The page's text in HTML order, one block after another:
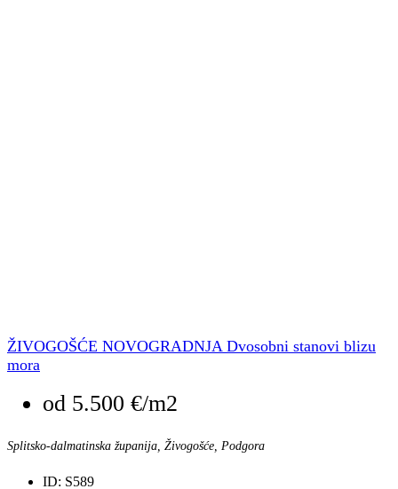
ŽIVOGOŠĆE NOVOGRADNJA Dvosobni stanovi blizu
mora
od 5.500 €/m2
Splitsko-dalmatinska županija, Živogošće, Podgora
ID: S589